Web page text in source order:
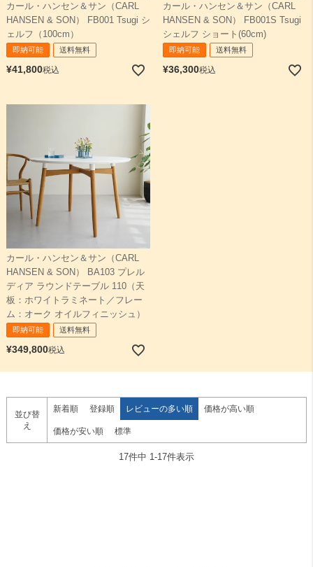
カール・ハンセン＆サン（CARL
HANSEN & SON） FB001 Tsugi シ
ェルフ（100cm）
即納可能 送料無料
¥41,800税込
カール・ハンセン＆サン（CARL
HANSEN & SON） FB001S Tsugi
シェルフ ショート(60cm)
即納可能 送料無料
¥36,300税込
カール・ハンセン＆サン（CARL
HANSEN & SON） BA103 プレル
ディア ラウンドテーブル 110（天
板：ホワイトラミネート／フレー
ム：オーク オイルフィニッシュ）
即納可能 送料無料
¥349,800税込
並び替
え
新着順 登録順 レビューの多い順 価格が高い順
価格が安い順 標準
17件中 1 -17件表示